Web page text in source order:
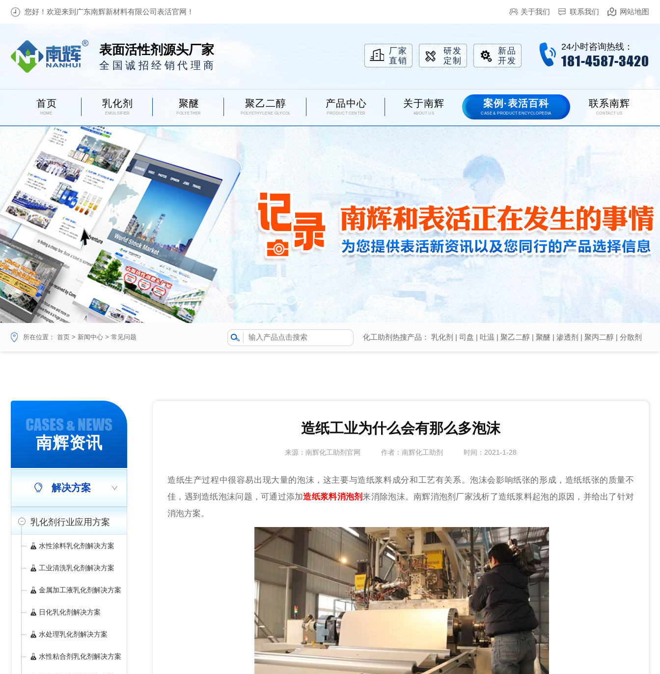
您好！欢迎来到广东南辉新材料有限公司表活官网！ 关于我们 联系我们 网站地图
表面活性剂源头厂家
全国诚招经销代理商
厂家
直销
研发
定制
新品
开发
24小时咨询热线：
181-4587-3420
首页
HOME
乳化剂
EMULSIFIER
聚醚
POLYETHER
聚乙二醇
POLYETHYLENE GLYCOL
产品中心
PRODUCT CENTER
关于南辉
ABOUT US
案例·表活百科
CASE & PRODUCT ENCYCLOPEDIA
联系南辉
CONTACT US
所在位置： 首页 > 新闻中心 > 常见问题 化工助剂热搜产品： 乳化剂 | 司盘 | 吐温 | 聚乙二醇 | 聚醚 | 渗透剂 | 聚丙二醇 | 分散剂
CASES & NEWS
南辉资讯
解决方案
乳化剂行业应用方案
水性涂料乳化剂解决方案
工业清洗乳化剂解决方案
金属加工液乳化剂解决方案
日化乳化剂解决方案
水处理乳化剂解决方案
水性粘合剂乳化剂解决方案
造纸工业为什么会有那么多泡沫
来源：南辉化工助剂官网 作者：南辉化工助剂 时间：2021-1-28
造纸生产过程中很容易出现大量的泡沫，这主要与造纸浆料成分和工艺有关系。泡沫会影响纸张的形成，造纸纸张的质量不
佳，遇到造纸泡沫问题，可通过添加造纸浆料消泡剂 来消除泡沫。南辉消泡剂厂家浅析了造纸浆料起泡的原因，并给出了针对
消泡方案。